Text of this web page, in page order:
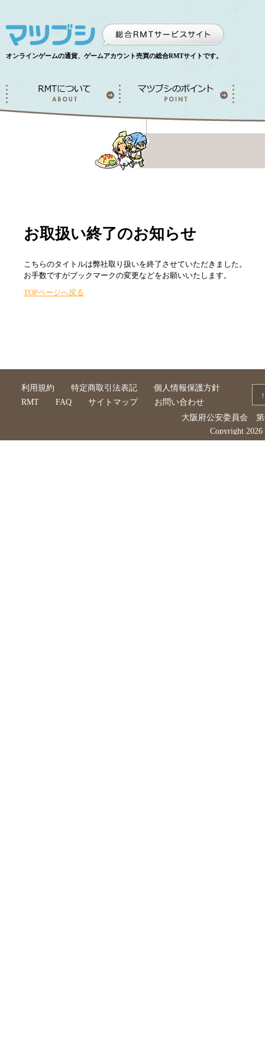
オンラインゲームの通貨、ゲームアカウント売買の総合RMTサイトです。
お取扱い終了のお知らせ
こちらのタイトルは弊社取り扱いを終了させていただきました。
お手数ですがブックマークの変更などをお願いいたします。
TOPページへ戻る
利用規約 特定商取引法表記
個人情報保護方針
RMT
FAQ サイトマップ お問い合わせ
大阪府公安委員会 第
Copyright